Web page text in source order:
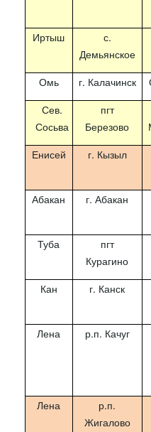
Иртыш
с.
Демьянское
Омь
г. Калачинск
Сев.
Сосьва
пгт
Березово
Енисей
г. Кызыл
Абакан г. Абакан
Туба
пгт
Курагино
Кан
г. Канск
Лена р.п. Качуг
Лена
р.п.
Жигалово